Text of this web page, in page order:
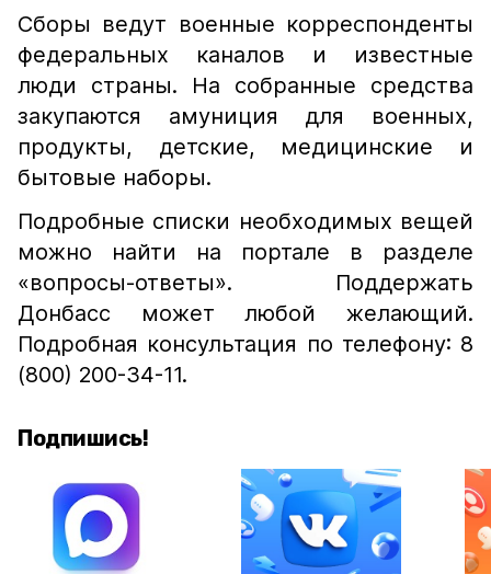
Сборы ведут военные корреспонденты
федеральных каналов и известные
люди страны. На собранные средства
закупаются амуниция для военных,
продукты, детские, медицинские и
бытовые наборы.
Подробные списки необходимых вещей
можно найти на портале в разделе
«вопросы-ответы». Поддержать
Донбасс может любой желающий.
Подробная консультация по телефону: 8
(800) 200-34-11.
Подпишись!